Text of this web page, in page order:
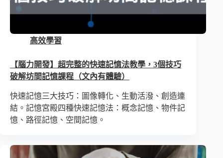
高效學習
【腦力開發】超完整的快速記憶法教學，3個技巧
破解坊間記憶課程（文內有體驗）
快速記憶三大技巧：圖像轉化、生動活潑、創造連
結。記憶宮殿四種快速記憶法：概念記憶、物件記
憶、路徑記憶、空間記憶。